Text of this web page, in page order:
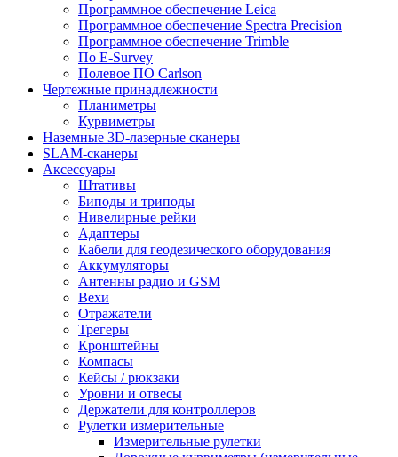
Программное обеспечение Leica
Программное обеспечение Spectra Precision
Программное обеспечение Trimble
По E-Survey
Полевое ПО Carlson
Чертежные принадлежности
Планиметры
Курвиметры
Наземные 3D-лазерные сканеры
SLAM-сканеры
Аксессуары
Штативы
Биподы и триподы
Нивелирные рейки
Адаптеры
Кабели для геодезического оборудования
Аккумуляторы
Антенны радио и GSM
Вехи
Отражатели
Трегеры
Кронштейны
Компасы
Кейсы / рюкзаки
Уровни и отвесы
Держатели для контроллеров
Рулетки измерительные
Измерительные рулетки